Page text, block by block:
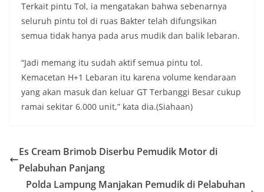
Terkait pintu Tol, ia mengatakan bahwa sebenarnya
seluruh pintu tol di ruas Bakter telah difungsikan
semua tidak hanya pada arus mudik dan balik lebaran.
“Jadi memang itu sudah aktif semua pintu tol.
Kemacetan H+1 Lebaran itu karena volume kendaraan
yang akan masuk dan keluar GT Terbanggi Besar cukup
ramai sekitar 6.000 unit,” kata dia.(Siahaan)
Es Cream Brimob Diserbu Pemudik Motor di
Pelabuhan Panjang
Polda Lampung Manjakan Pemudik di Pelabuhan